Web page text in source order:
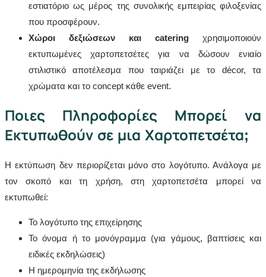
εστιατόριο ως μέρος της συνολικής εμπειρίας φιλοξενίας
που προσφέρουν.
Χώροι δεξιώσεων και catering χρησιμοποιούν
εκτυπωμένες χαρτοπετσέτες για να δώσουν ενιαίο
στιλιστικό αποτέλεσμα που ταιριάζει με το décor, τα
χρώματα και το concept κάθε event.
Ποιες Πληροφορίες Μπορεί να
Εκτυπωθούν σε μια Χαρτοπετσέτα;
Η εκτύπωση δεν περιορίζεται μόνο στο λογότυπο. Ανάλογα με
τον σκοπό και τη χρήση, στη χαρτοπετσέτα μπορεί να
εκτυπωθεί:
Το λογότυπο της επιχείρησης
Το όνομα ή το μονόγραμμα (για γάμους, βαπτίσεις και
ειδικές εκδηλώσεις)
Η ημερομηνία της εκδήλωσης